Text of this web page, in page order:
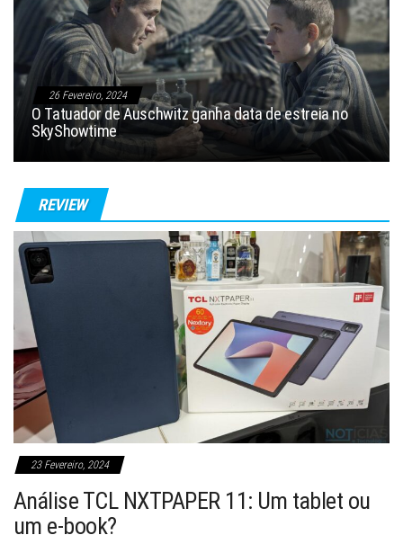
26 Fevereiro, 2024
O Tatuador de Auschwitz ganha data de estreia no
SkyShowtime
REVIEW
23 Fevereiro, 2024
Análise TCL NXTPAPER 11: Um tablet ou
um e-book?